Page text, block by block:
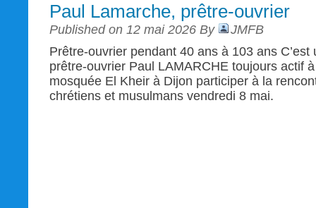
Paul Lamarche, prêtre-ouvrier
Published on 12 mai 2026 By
JMFB
Prêtre-ouvrier pendant 40 ans à 103 ans
prêtre-ouvrier Paul LAMARCHE toujours actif
mosquée El Kheir à Dijon participer à la
chrétiens et musulmans vendredi 8 mai.